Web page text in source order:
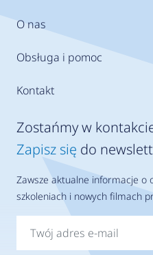
O nas
Obsługa i pomoc
Kontakt
Zostańmy w
Zapisz się do
Zawsze aktualne informacje o
szkoleniach i nowych filmach